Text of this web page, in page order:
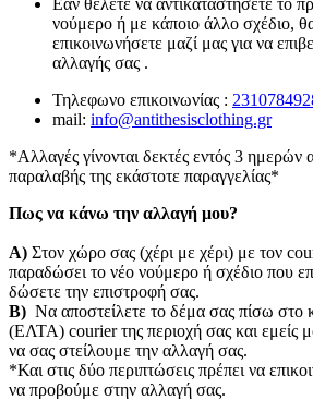
Εάν θέλετε να αντικαταστήσετε το
νούμερο ή με κάποιο άλλο σχέδιο,
επικοινωνήσετε μαζί μας για να
αλλαγής σας .
Τηλεφωνο επικοινωνίας :
mail: info@antithesisclothing.gr
*Αλλαγές γίνονται δεκτές εντός 3 ημερών
παραλαβής της εκάστοτε παραγγελίας*
Πως να κάνω την αλλαγή μου?
Α) Στον χώρο σας (χέρι με χέρι) με τον
παραδώσει το νέο νούμερο ή σχέδιο που
δώσετε την επιστροφή σας.
Β) Να αποστείλετε το δέμα σας πίσω στο
(ΕΛΤΑ) courier της περιοχή σας και εμείς
να σας στείλουμε την αλλαγή σας.
*Και στις δύο περιπτώσεις πρέπει να
να προβούμε στην αλλαγή σας.